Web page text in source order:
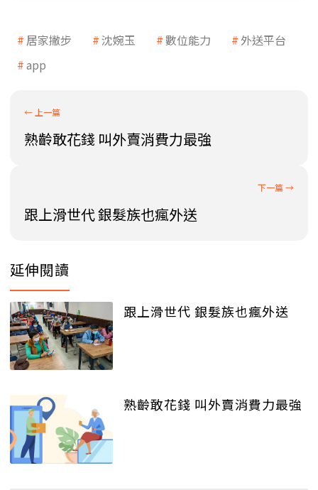
居家撇步 沈婉玉 數位能力
外送平台
app
熟齡敢花錢 叫外賣消費力最強
跟上滑世代 銀髮族也瘋外送
延伸閱讀
跟上滑世代 銀髮族也瘋外送
熟齡敢花錢 叫外賣消費力最強